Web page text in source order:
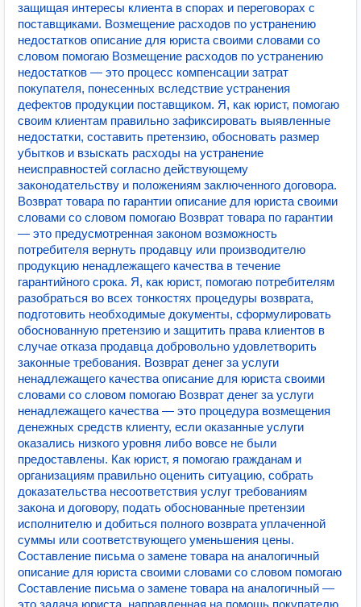
защищая интересы клиента в спорах и переговорах с
поставщиками. Возмещение расходов по устранению
недостатков описание для юриста своими словами со
словом помогаю Возмещение расходов по устранению
недостатков — это процесс компенсации затрат
покупателя, понесенных вследствие устранения
дефектов продукции поставщиком. Я, как юрист, помогаю
своим клиентам правильно зафиксировать выявленные
недостатки, составить претензию, обосновать размер
убытков и взыскать расходы на устранение
неисправностей согласно действующему
законодательству и положениям заключенного договора.
Возврат товара по гарантии описание для юриста своими
словами со словом помогаю Возврат товара по гарантии
— это предусмотренная законом возможность
потребителя вернуть продавцу или производителю
продукцию ненадлежащего качества в течение
гарантийного срока. Я, как юрист, помогаю потребителям
разобраться во всех тонкостях процедуры возврата,
подготовить необходимые документы, сформулировать
обоснованную претензию и защитить права клиентов в
случае отказа продавца добровольно удовлетворить
законные требования. Возврат денег за услуги
ненадлежащего качества описание для юриста своими
словами со словом помогаю Возврат денег за услуги
ненадлежащего качества — это процедура возмещения
денежных средств клиенту, если оказанные услуги
оказались низкого уровня либо вовсе не были
предоставлены. Как юрист, я помогаю гражданам и
организациям правильно оценить ситуацию, собрать
доказательства несоответствия услуг требованиям
закона и договору, подать обоснованные претензии
исполнителю и добиться полного возврата уплаченной
суммы или соответствующего уменьшения цены.
Составление письма о замене товара на аналогичный
описание для юриста своими словами со словом помогаю
Составление письма о замене товара на аналогичный —
это задача юриста, направленная на помощь покупателю